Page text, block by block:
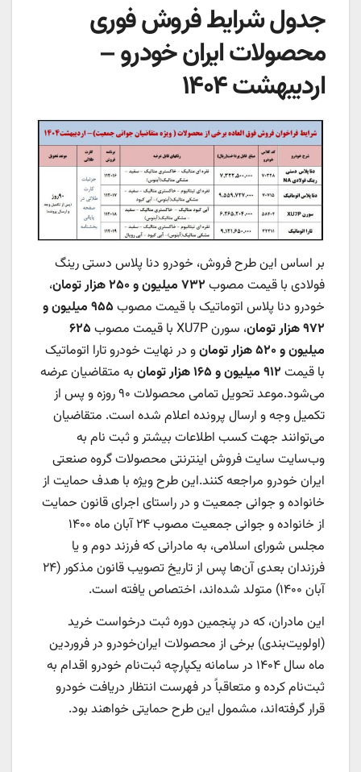
جدول شرایط فروش فوری
محصولات ایران خودرو –
اردیبهشت ۱۴۰۴
بر اساس این طرح فروش، خودرو دنا پلاس دستی رینگ
فولادی با قیمت مصوب ۷۳۲ میلیون و ۲۵۰ هزار تومان
،
خودرو دنا پلاس اتوماتیک با قیمت مصوب
۹۵۵ میلیون و
۹۷۲ هزار تومان
، سورن XU7P با قیمت مصوب
۶۲۵
میلیون و ۵۲۰ هزار تومان
و در نهایت خودرو تارا اتوماتیک
با قیمت ۹۱۲ میلیون و ۱۶۵ هزار تومان
به متقاضیان عرضه
می‌شود.موعد تحویل تمامی محصولات ۹۰ روزه و پس از
تکمیل وجه و ارسال پرونده اعلام شده است. متقاضیان
می‌توانند جهت کسب اطلاعات بیشتر و ثبت نام به
وب‌سایت سایت فروش اینترنتی محصولات گروه صنعتی
ایران خودرو مراجعه کنند.این طرح ویژه با هدف حمایت از
خانواده و جوانی جمعیت و در راستای اجرای قانون حمایت
از خانواده و جوانی جمعیت مصوب ۲۴ آبان ماه ۱۴۰۰
مجلس شورای اسلامی، به مادرانی که فرزند دوم و یا
فرزندان بعدی آن‌ها پس از تاریخ تصویب قانون مذکور (۲۴
آبان ۱۴۰۰) متولد شده‌اند، اختصاص یافته است.
این مادران، که در پنجمین دوره ثبت درخواست خرید
(اولویت‌بندی) برخی از محصولات ایران‌خودرو در فروردین
ماه سال ۱۴۰۴ در سامانه یکپارچه ثبت‌نام خودرو اقدام به
ثبت‌نام کرده و متعاقباً در فهرست انتظار دریافت خودرو
قرار گرفته‌اند، مشمول این طرح حمایتی خواهند بود.